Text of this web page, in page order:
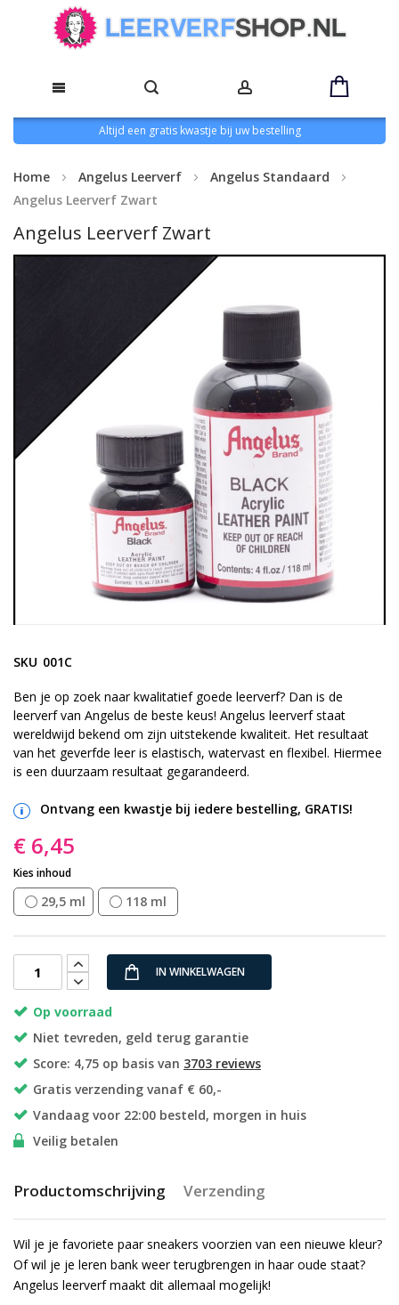
Altijd een gratis kwastje bij uw bestelling
Home Angelus Leerverf
Angelus Standaard
Angelus Leerverf Zwart
Angelus Leerverf Zwart
Ga
afbeeldingen-
naar
begin
van
de
afbeeldingen-
gallerij
SKU 001C
Ben je op zoek naar kwalitatief goede leerverf? Dan is de
leerverf van Angelus de beste keus! Angelus leerverf staat
wereldwijd bekend om zijn uitstekende kwaliteit. Het resultaat
van het geverfde leer is elastisch, watervast en flexibel. Hiermee
is een duurzaam resultaat gegarandeerd.
Ontvang een kwastje bij iedere bestelling, GRATIS!
€ 6,45
Kies inhoud
29,5 ml 118 ml
IN WINKELWAGEN
Op voorraad
Niet tevreden, geld terug garantie
Score: 4,75 op basis van 3703 reviews
Gratis verzending vanaf € 60,-
Vandaag voor 22:00 besteld, morgen in huis
Veilig betalen
Productomschrijving
Wil je je favoriete paar sneakers voorzien van een nieuwe kleur?
Of wil je je leren bank weer terugbrengen in haar oude staat?
Angelus leerverf maakt dit allemaal mogelijk!
Verzending